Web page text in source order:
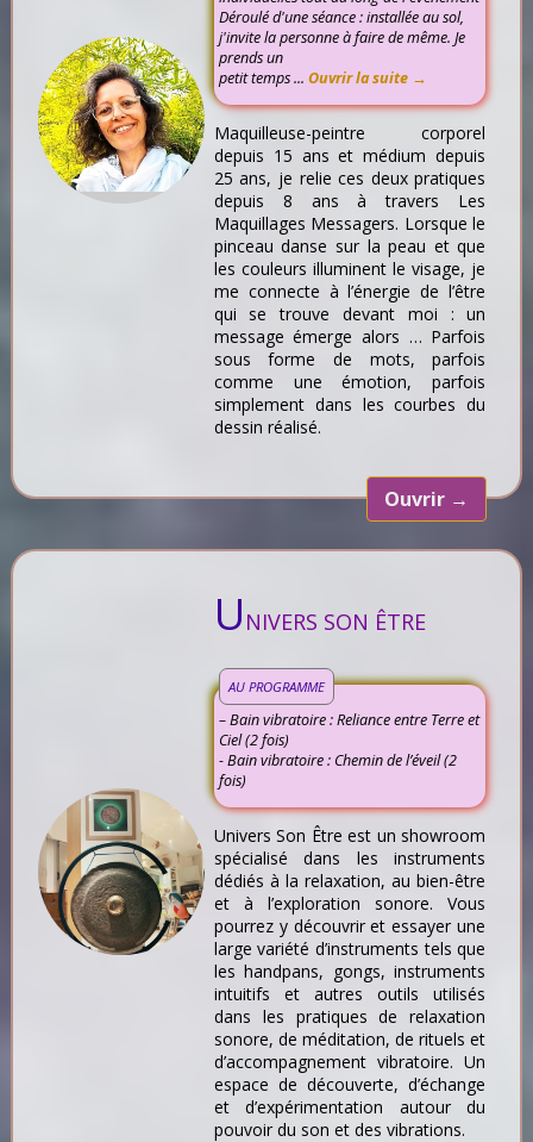
Déroulé d'une séance : installée au sol,
j'invite la personne à faire de même. Je
prends un
petit temps ... Ouvrir la suite →
Maquilleuse-peintre corporel
depuis 15 ans et médium depuis
25 ans, je relie ces deux pratiques
depuis 8 ans à travers Les
Maquillages Messagers. Lorsque le
pinceau danse sur la peau et que
les couleurs illuminent le visage, je
me connecte à l’énergie de l’être
qui se trouve devant moi : un
message émerge alors … Parfois
sous forme de mots, parfois
comme une émotion, parfois
simplement dans les courbes du
dessin réalisé.
Ouvrir →
U NIVERS SON ÊTRE
AU PROGRAMME
– Bain vibratoire : Reliance entre Terre et
Ciel (2 fois)
- Bain vibratoire : Chemin de l’éveil (2
fois)
Univers Son Être est un showroom
spécialisé dans les instruments
dédiés à la relaxation, au bien-être
et à l’exploration sonore. Vous
pourrez y découvrir et essayer une
large variété d’instruments tels que
les handpans, gongs, instruments
intuitifs et autres outils utilisés
dans les pratiques de relaxation
sonore, de méditation, de rituels et
d’accompagnement vibratoire. Un
espace de découverte, d’échange
et d’expérimentation autour du
pouvoir du son et des vibrations.